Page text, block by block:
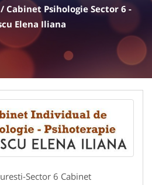
/ Cabinet Psihologie Sector 6 -
Elena Iliana
Sector 6 Cabinet